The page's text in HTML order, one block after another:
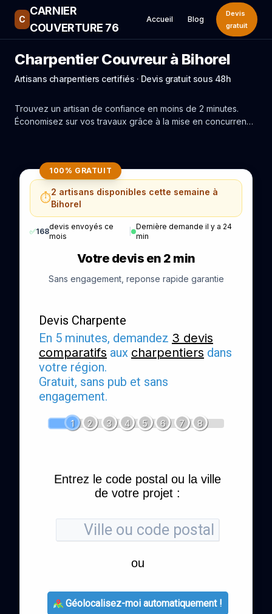
C
CARNIER
COUVERTURE 76
Accueil Blog
Devis
gratuit
Charpentier Couvreur à Bihorel
Artisans charpentiers certifiés · Devis gratuit sous 48h
Trouvez un artisan de confiance en moins de 2 minutes.
Économisez sur vos travaux grâce à la mise en concurrence
100% GRATUIT
⏱️2 artisans disponibles cette semaine à
Bihorel
✅168
devis envoyés ce
mois
|
Dernière demande il y a 24
min
Votre devis en 2 min
Sans engagement, reponse rapide garantie
Devis Charpente
En 5 minutes, demandez 3 devis
comparatifs aux charpentiers dans
votre région.
Gratuit, sans pub et sans
engagement.
1 2 3 4 5 6 7 8
Entrez le code postal ou la ville
de votre projet :
ou
Géolocalisez-moi automatiquement !